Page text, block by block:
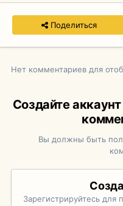
Поделиться
Нет комментариев для
Создайте
Вы должны быть
Зарегистрируйтесь для